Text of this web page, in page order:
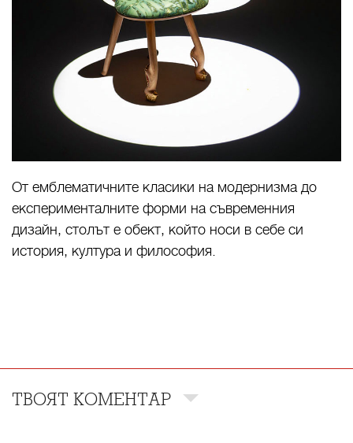
От емблематичните класики на модернизма до
експерименталните форми на съвременния
дизайн, столът е обект, който носи в себе си
история, култура и философия.
ТВОЯТ КОМЕНТАР